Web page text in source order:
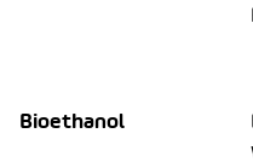
Bioethanol